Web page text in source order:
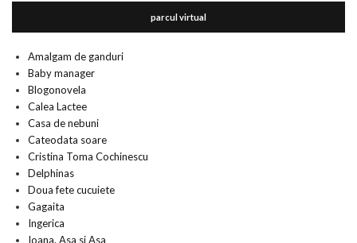
parcul virtual
Amalgam de ganduri
Baby manager
Blogonovela
Calea Lactee
Casa de nebuni
Cateodata soare
Cristina Toma Cochinescu
Delphinas
Doua fete cucuiete
Gagaita
Ingerica
Ioana. Asa si Asa